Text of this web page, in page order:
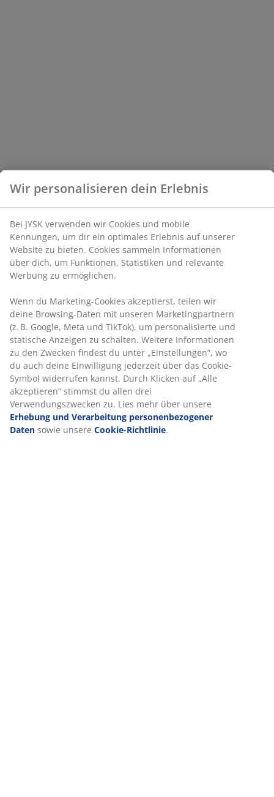
Wir personalisieren dein Erlebnis
Bei JYSK verwenden wir Cookies und mobile
Kennungen, um dir ein optimales Erlebnis auf unserer
Website zu bieten. Cookies sammeln Informationen
über dich, um Funktionen, Statistiken und relevante
Werbung zu ermöglichen.
Wenn du Marketing-Cookies akzeptierst, teilen wir
deine Browsing-Daten mit unseren Marketingpartnern
(z. B. Google, Meta und TikTok), um personalisierte und
statische Anzeigen zu schalten. Weitere Informationen
zu den Zwecken findest du unter „Einstellungen“, wo
du auch deine Einwilligung jederzeit über das Cookie-
Symbol widerrufen kannst. Durch Klicken auf „Alle
akzeptieren“ stimmst du allen drei
Verwendungszwecken zu. Lies mehr über unsere
Erhebung und Verarbeitung personenbezogener
Daten sowie unsere Cookie-Richtlinie.